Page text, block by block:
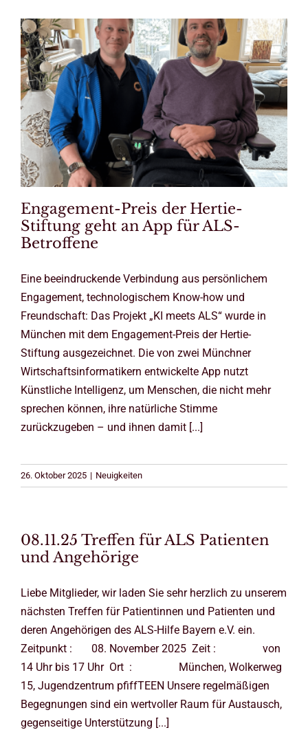
Engagement-Preis der Hertie-
Stiftung geht an App für ALS-
Betroffene
Eine beeindruckende Verbindung aus persönlichem
Engagement, technologischem Know-how und
Freundschaft: Das Projekt „KI meets ALS“ wurde in
München mit dem Engagement-Preis der Hertie-
Stiftung ausgezeichnet. Die von zwei Münchner
Wirtschaftsinformatikern entwickelte App nutzt
Künstliche Intelligenz, um Menschen, die nicht mehr
sprechen können, ihre natürliche Stimme
zurückzugeben – und ihnen damit [...]
26. Oktober 2025 | Neuigkeiten
08.11.25 Treffen für ALS Patienten
und Angehörige
Liebe Mitglieder, wir laden Sie sehr herzlich zu unserem
nächsten Treffen für Patientinnen und Patienten und
deren Angehörigen des ALS-Hilfe Bayern e.V. ein.
Zeitpunkt : 08. November 2025 Zeit : von
14 Uhr bis 17 Uhr Ort : München, Wolkerweg
15, Jugendzentrum pfiffTEEN Unsere regelmäßigen
Begegnungen sind ein wertvoller Raum für Austausch,
gegenseitige Unterstützung [...]